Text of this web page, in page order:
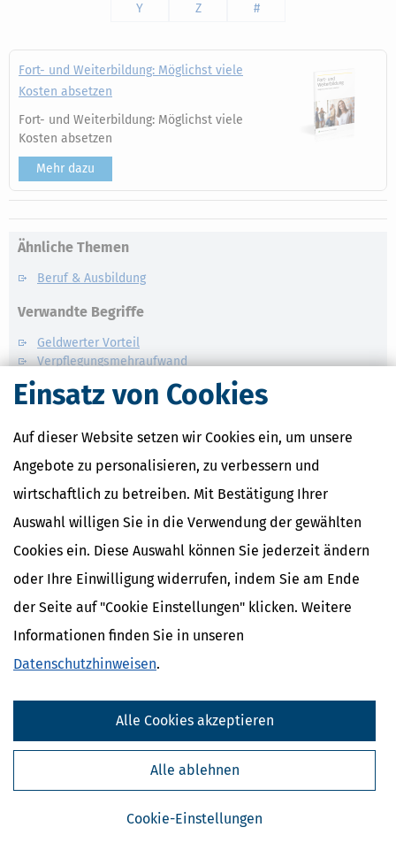
Einsatz von Cookies
Auf dieser Website setzen wir Cookies ein, um unsere
Angebote zu personalisieren, zu verbessern und
wirtschaftlich zu betreiben. Mit Bestätigung Ihrer
Auswahl willigen Sie in die Verwendung der gewählten
Cookies ein. Diese Auswahl können Sie jederzeit ändern
oder Ihre Einwilligung widerrufen, indem Sie am Ende
der Seite auf "Cookie Einstellungen" klicken. Weitere
Informationen finden Sie in unseren
Datenschutzhinweisen.
Cookie-Einstellungen
Alle ablehnen
Alle Cookies akzeptieren
Y
Z #
Fort- und Weiterbildung: Möglichst viele
Kosten absetzen
Fort- und Weiterbildung: Möglichst viele
Kosten absetzen
Mehr dazu
Ähnliche Themen
Beruf & Ausbildung
Verwandte Begriffe
Geldwerter Vorteil
Verpflegungsmehraufwand
Dienstreise
Kostenlose Steuertipps & News
Steuertipps Selbstständige
Ja, ich möchte die kostenlosen Newsletter
habe ich gelesen.
Meine Einwilligung kann ich jederzeit durch